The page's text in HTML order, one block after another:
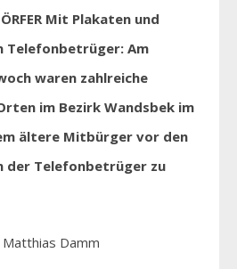
Mit Plakaten und
Telefonbetrüger: Am
waren zahlreiche
im Bezirk Wandsbek im
ältere Mitbürger vor den
der Telefonbetrüger zu
Matthias Damm